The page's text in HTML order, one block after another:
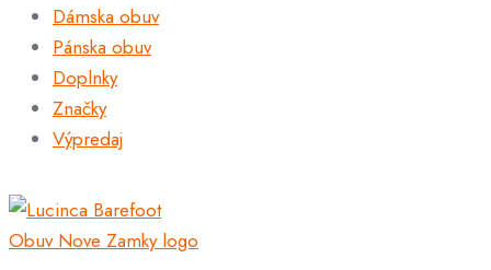
Dámska obuv
Pánska obuv
Doplnky
Značky
Výpredaj